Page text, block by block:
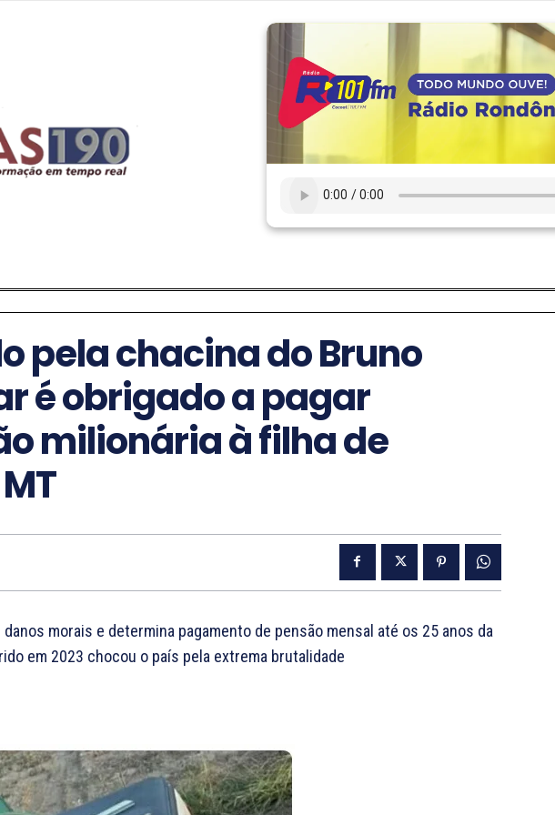
pela chacina do Bruno
é obrigado a pagar
milionária à filha de
morais e determina pagamento de pensão mensal até os 25 anos da
em 2023 chocou o país pela extrema brutalidade